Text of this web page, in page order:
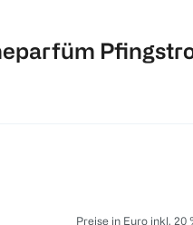
Preise in Euro inkl. 20